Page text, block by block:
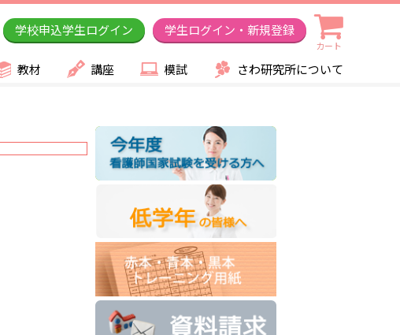
学校申込学生ログイン 学生ログイン・新規登録
カート
教材 講座 模試 さわ研究所について